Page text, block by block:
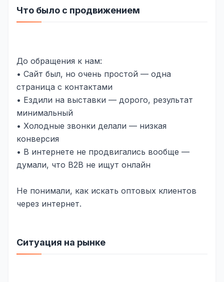
CRM-системы
Автоворонки
Бизнес-процессы
AI Агенты
SEO-продвижение и раскрутка сайта
Технический SEO-аудит сайта
Юзабилити-аудит сайта
Ведение и поддержка сайта
Что было с продвижением
До обращения к нам:
• Сайт был, но очень простой — одна
страница с контактами
• Ездили на выставки — дорого, результат
минимальный
• Холодные звонки делали — низкая
конверсия
• В интернете не продвигались вообще —
думали, что B2B не ищут онлайн
Не понимали, как искать оптовых клиентов
через интернет.
Ситуация на рынке